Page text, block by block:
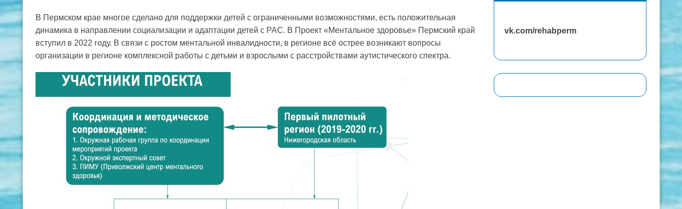
В Пермском крае многое сделано для поддержки детей с ограниченными возможностями, есть положительная
динамика в направлении социализации и адаптации детей с РАС. В Проект «Ментальное здоровье» Пермский край
вступил в 2022 году. В связи с ростом ментальной инвалидности, в регионе всё острее возникают вопросы
организации в регионе комплексной работы с детьми и взрослыми с расстройствами аутистического спектра.
vk.com/rehabperm